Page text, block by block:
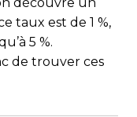
taux est de 1 %,
5 %.
de trouver ces